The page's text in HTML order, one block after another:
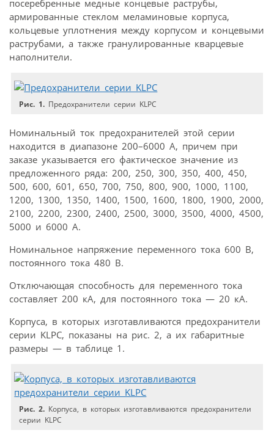
посеребренные медные концевые раструбы,
армированные стеклом меламиновые корпуса,
кольцевые уплотнения между корпусом и концевыми
раструбами, а также гранулированные кварцевые
наполнители.
Рис. 1. Предохранители серии KLPC
Номинальный ток предохранителей этой серии
находится в диапазоне 200–6000 А, причем при
заказе указывается его фактическое значение из
предложенного ряда: 200, 250, 300, 350, 400, 450,
500, 600, 601, 650, 700, 750, 800, 900, 1000, 1100,
1200, 1300, 1350, 1400, 1500, 1600, 1800, 1900, 2000,
2100, 2200, 2300, 2400, 2500, 3000, 3500, 4000, 4500,
5000 и 6000 А.
Номинальное напряжение переменного тока 600 В,
постоянного тока 480 В.
Отключающая способность для переменного тока
составляет 200 кА, для постоянного тока — 20 кА.
Корпуса, в которых изготавливаются предохранители
серии KLPC, показаны на рис. 2, а их габаритные
размеры — в таблице 1.
Рис. 2. Корпуса, в которых изготавливаются предохранители
серии KLPC